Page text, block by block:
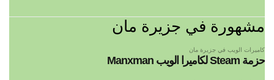
مشهورة في جزيرة مان
كاميرات الويب في جزيرة مان
حزمة Steam لكاميرا الويب Manxman